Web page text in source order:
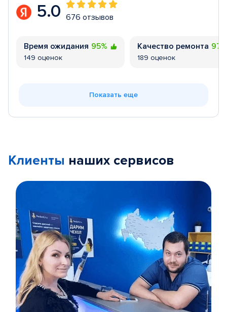
5.0 676 отзывов
Время ожидания 95%
149 оценок
Качество ремонта
189 оценок
Показать еще
Клиенты наших сервисов